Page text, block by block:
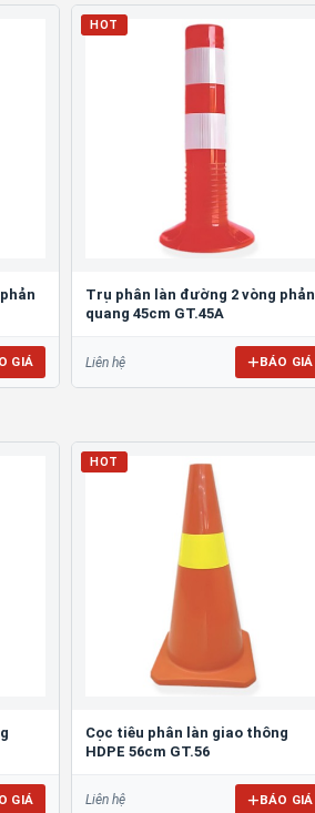
GIÁ
HOT
Trụ phân làn đường 2 vòng phản
quang 45cm GT.45A
Liên hệ BÁO GIÁ
GIÁ
HOT
Cọc tiêu phân làn giao thông
HDPE 56cm GT.56
Liên hệ BÁO GIÁ